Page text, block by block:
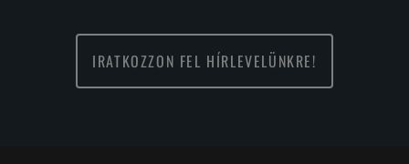
IRATKOZZON FEL HÍRLEVELÜNKRE!